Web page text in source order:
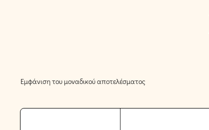
Εμφάνιση του μοναδικού αποτελέσματος